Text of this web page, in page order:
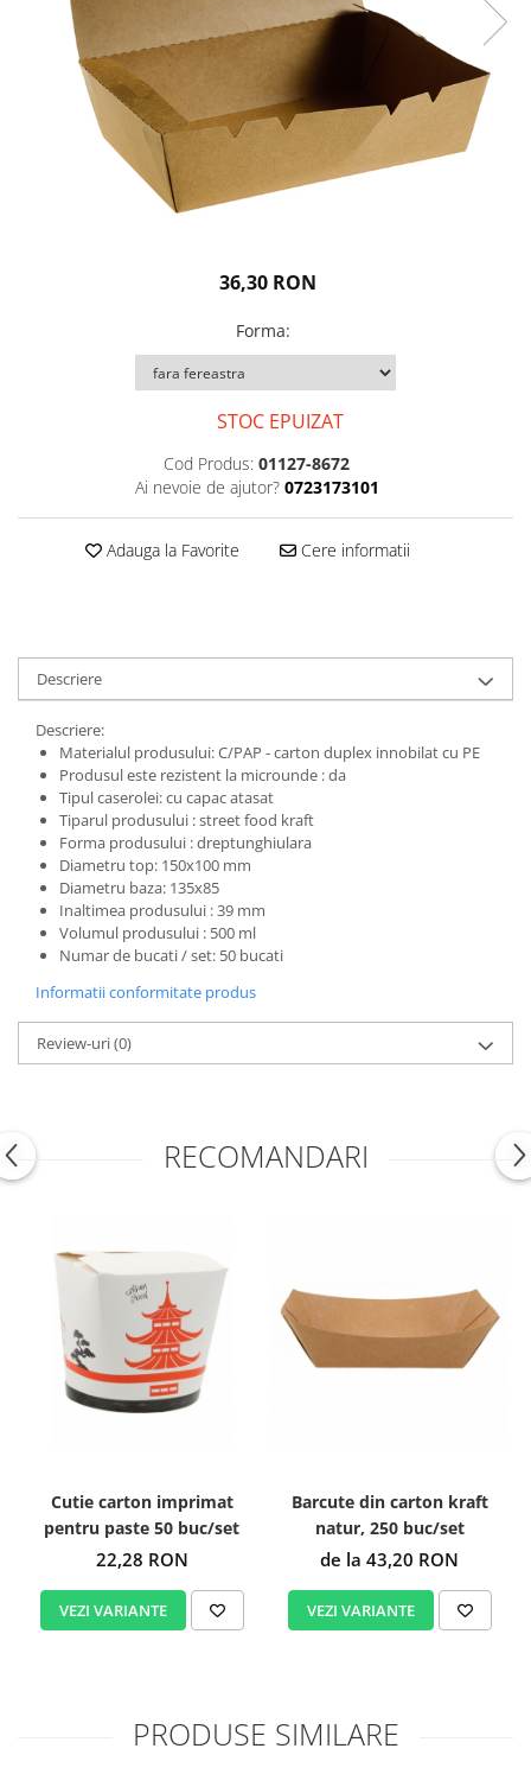
36,30 RON
Forma:
STOC EPUIZAT
Cod Produs: 01127-8672
Ai nevoie de ajutor? 0723173101
Adauga la Favorite Cere informatii
Descriere
Descriere:
Materialul produsului: C/PAP - carton duplex innobilat cu PE
Produsul este rezistent la microunde : da
Tipul caserolei: cu capac atasat
Tiparul produsului : street food kraft
Forma produsului : dreptunghiulara
Diametru top: 150x100 mm
Diametru baza: 135x85
Inaltimea produsului : 39 mm
Volumul produsului : 500 ml
Numar de bucati / set: 50 bucati
Informatii conformitate produs
Review-uri(0)
RECOMANDARI
Cutie carton imprimat
pentru paste 50 buc/set
22,28 RON
VEZI VARIANTE
Barcute din carton kraft
natur, 250 buc/set
de la 43,20 RON
VEZI VARIANTE
PRODUSE SIMILARE